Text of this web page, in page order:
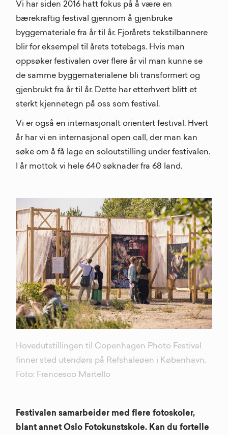
Vi har siden 2016 hatt fokus på å være en
bærekraftig festival gjennom å gjenbruke
byggemateriale fra år til år. Fjorårets tekstilbannere
blir for eksempel til årets totebags. Hvis man
oppsøker festivalen over flere år vil man kunne se
de samme byggematerialene bli transformert og
gjenbrukt fra år til år. Dette har etterhvert blitt et
sterkt kjennetegn på oss som festival.
Vi er også en internasjonalt orientert festival. Hvert
år har vi en internasjonal open call, der man kan
søke om å få lage en soloutstilling under festivalen.
I år mottok vi hele 640 søknader fra 68 land.
Hovedutstillingen til Copenhagen Photo Festival
finner sted utendørs på Refshaleøen i København.
Foto: Francesco Martello
Festivalen samarbeider med flere fotoskoler,
blant annet Oslo Fotokunstskole. Kan du fortelle